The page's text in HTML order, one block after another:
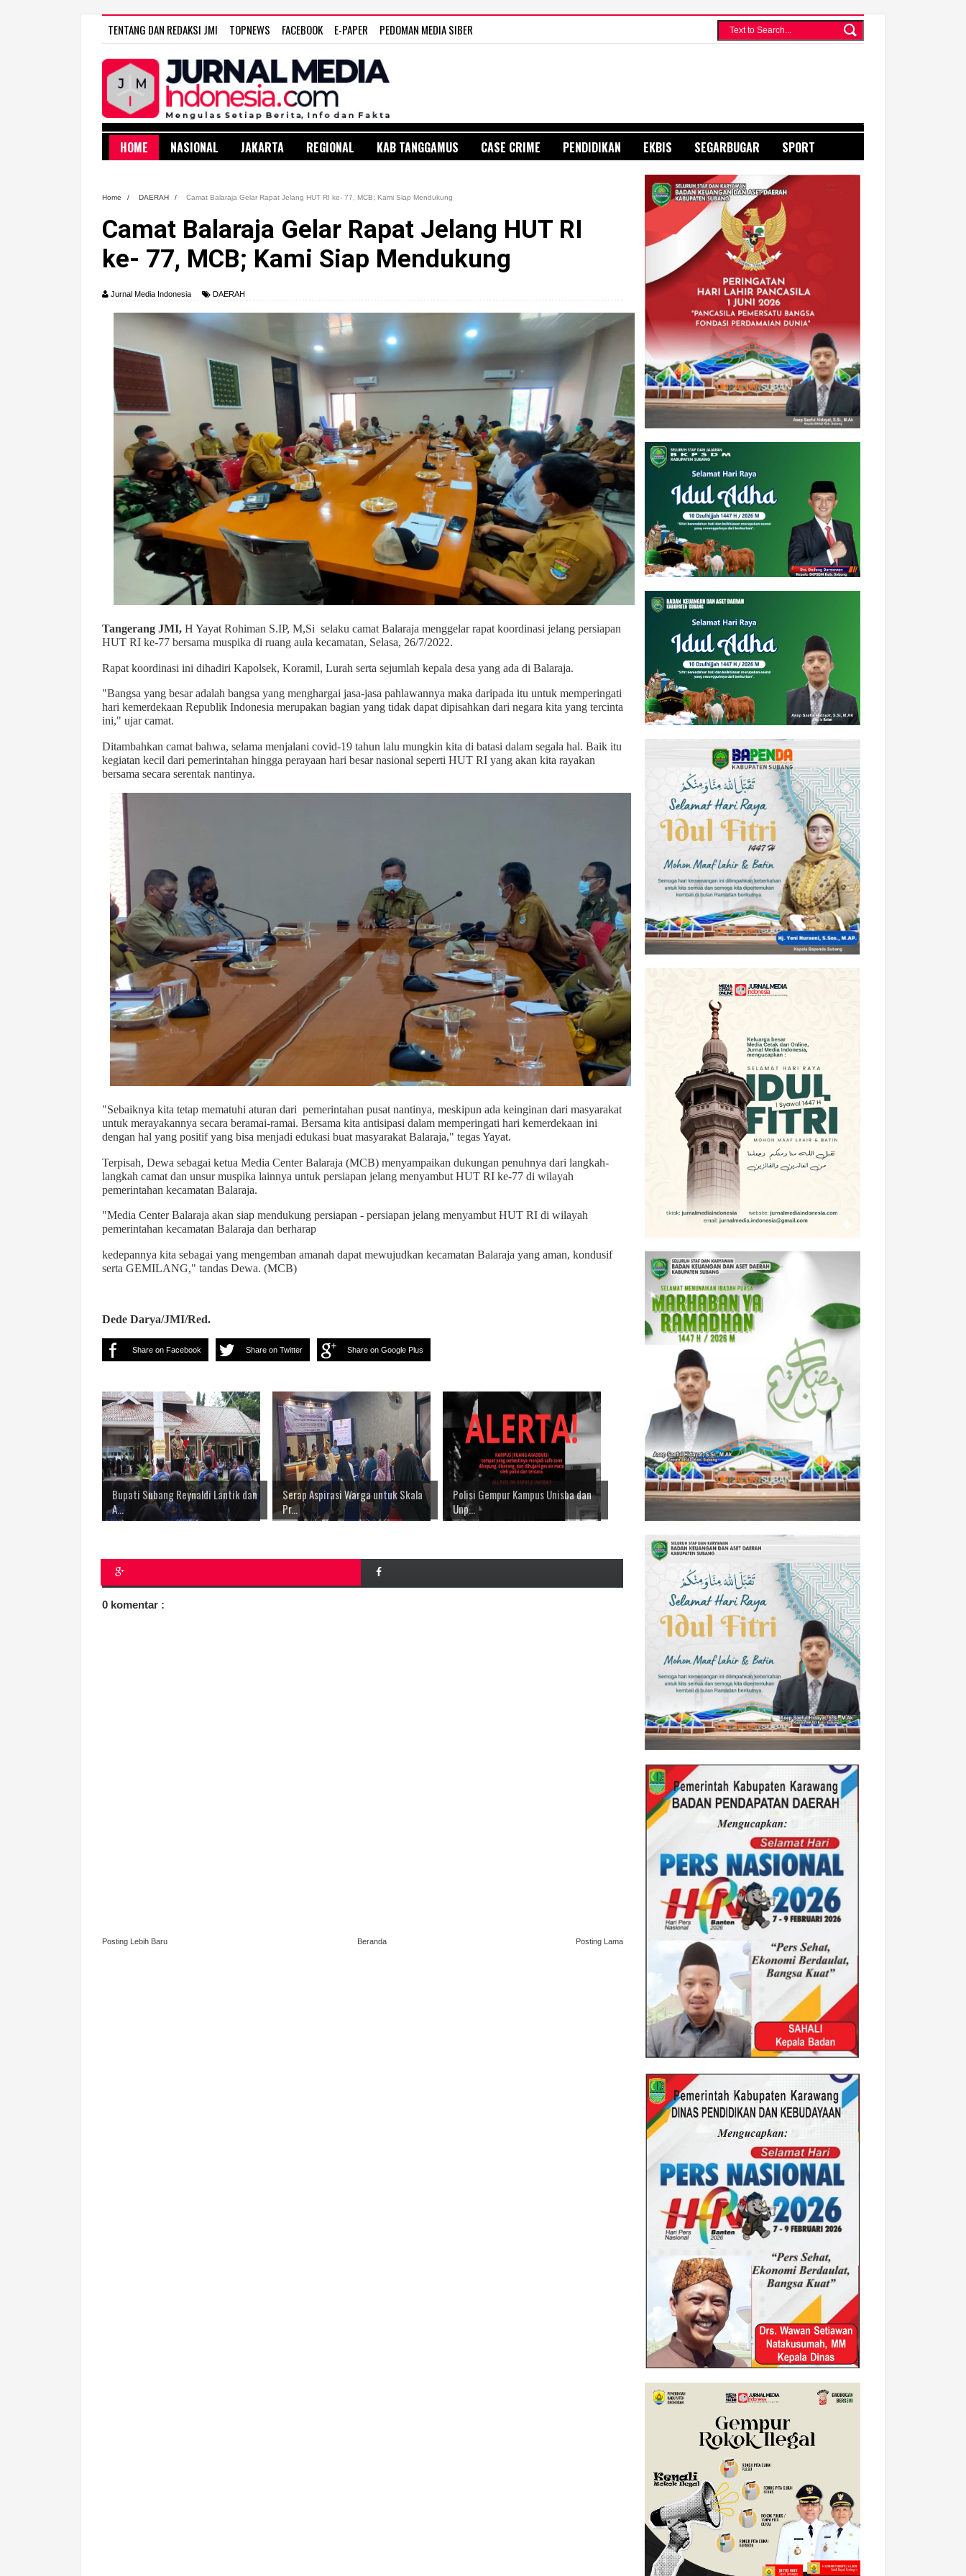
TENTANG DAN REDAKSI JMI TOPNEWS FACEBOOK E-PAPER PEDOMAN MEDIA SIBER
WWW.JURNAL MEDIA INDONESIA.COM
HOME NASIONAL JAKARTA REGIONAL KAB TANGGAMUS CASE CRIME PENDIDIKAN EKBIS SEGARBUGAR SPORT
Home / DAERAH / Camat Balaraja Gelar Rapat Jelang HUT RI ke- 77, MCB; Kami Siap Mendukung
Camat Balaraja Gelar Rapat Jelang HUT RI
ke- 77, MCB; Kami Siap Mendukung
Jurnal Media Indonesia DAERAH
Tangerang JMI, H Yayat Rohiman S.IP, M,Si selaku camat Balaraja menggelar rapat koordinasi jelang persiapan
HUT RI ke-77 bersama muspika di ruang aula kecamatan, Selasa, 26/7/2022.
Rapat koordinasi ini dihadiri Kapolsek, Koramil, Lurah serta sejumlah kepala desa yang ada di Balaraja.
"Bangsa yang besar adalah bangsa yang menghargai jasa-jasa pahlawannya maka daripada itu untuk memperingati
hari kemerdekaan Republik Indonesia merupakan bagian yang tidak dapat dipisahkan dari negara kita yang tercinta
ini," ujar camat.
Ditambahkan camat bahwa, selama menjalani covid-19 tahun lalu mungkin kita di batasi dalam segala hal. Baik itu
kegiatan kecil dari pemerintahan hingga perayaan hari besar nasional seperti HUT RI yang akan kita rayakan
bersama secara serentak nantinya.
"Sebaiknya kita tetap mematuhi aturan dari pemerintahan pusat nantinya, meskipun ada keinginan dari masyarakat
untuk merayakannya secara beramai-ramai. Bersama kita antisipasi dalam memperingati hari kemerdekaan ini
dengan hal yang positif yang bisa menjadi edukasi buat masyarakat Balaraja," tegas Yayat.
Terpisah, Dewa sebagai ketua Media Center Balaraja (MCB) menyampaikan dukungan penuhnya dari langkah-
langkah camat dan unsur muspika lainnya untuk persiapan jelang menyambut HUT RI ke-77 di wilayah
pemerintahan kecamatan Balaraja.
"Media Center Balaraja akan siap mendukung persiapan - persiapan jelang menyambut HUT RI di wilayah
pemerintahan kecamatan Balaraja dan berharap
kedepannya kita sebagai yang mengemban amanah dapat mewujudkan kecamatan Balaraja yang aman, kondusif
serta GEMILANG," tandas Dewa. (MCB)
Dede Darya/JMI/Red.
Share on Facebook Share on Twitter Share on Google Plus
Bupati Subang Reynaldi Lantik dan
A...
Serap Aspirasi Warga untuk Skala
Pr...
Polisi Gempur Kampus Unisba dan
Unp...
0 komentar :
Posting Lebih Baru Posting Lama
Beranda